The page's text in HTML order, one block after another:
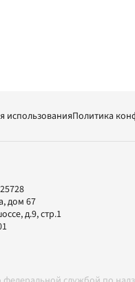
использованияПолитика
дом 67
д.9, стр.1